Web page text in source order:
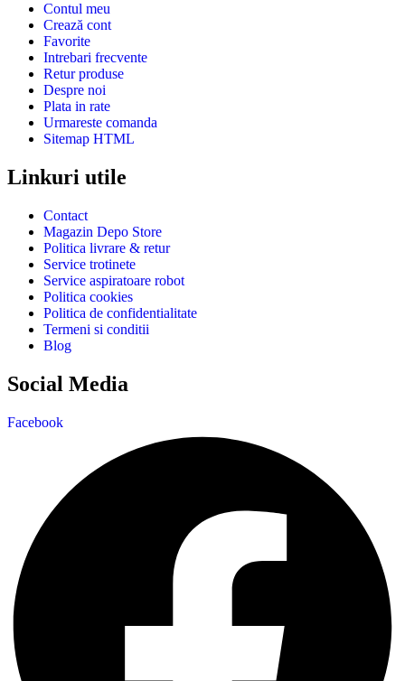
Contul meu
Crează cont
Favorite
Intrebari frecvente
Retur produse
Despre noi
Plata in rate
Urmareste comanda
Sitemap HTML
Linkuri utile
Contact
Magazin Depo Store
Politica livrare & retur
Service trotinete
Service aspiratoare robot
Politica cookies
Politica de confidentialitate
Termeni si conditii
Blog
Social Media
Facebook